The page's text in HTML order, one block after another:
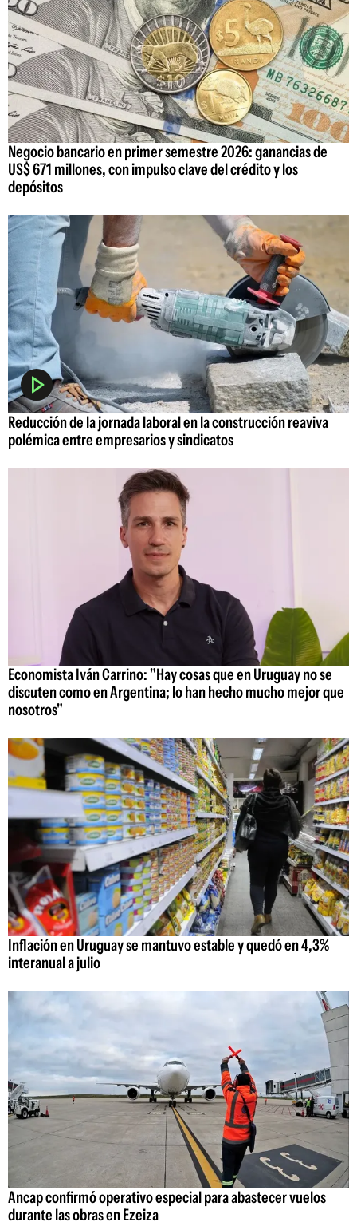
Negocio bancario en primer semestre 2026: ganancias de
US$ 671 millones, con impulso clave del crédito y los
depósitos
Reducción de la jornada laboral en la construcción reaviva
polémica entre empresarios y sindicatos
Economista Iván Carrino: "Hay cosas que en Uruguay no se
discuten como en Argentina; lo han hecho mucho mejor que
nosotros"
Inflación en Uruguay se mantuvo estable y quedó en 4,3%
interanual a julio
Ancap confirmó operativo especial para abastecer vuelos
durante las obras en Ezeiza